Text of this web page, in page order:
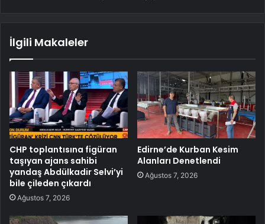
İlgili Makaleler
CHP toplantısına figüran
taşıyan ajans sahibi
yandaş Abdülkadir Selvi’yi
bile çileden çıkardı
Ağustos 7, 2026
Edirne’de Kurban Kesim
Alanları Denetlendi
Ağustos 7, 2026